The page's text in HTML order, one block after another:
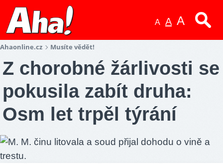
A A A
Ahaonline.cz Musíte vědět!
Z chorobné žárlivosti se
pokusila zabít druha:
Osm let trpěl týrání